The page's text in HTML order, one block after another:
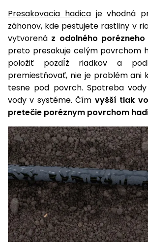
Presakovacia hadicaje vhodná
záhonov, kde pestujete rastliny v
vytvorená z odolného
preto presakuje celým povrchom
položiť pozdĺž riadkov a
premiestňovať, nie je problém ani
tesne pod povrch. Spotreba
vody v systéme. Čím vyšší tlak
pretečie poréznym povrchom